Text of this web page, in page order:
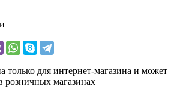
только для интернет-магазина и может
розничных магазинах